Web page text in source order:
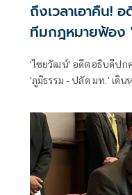
ถึงเวลาเอาคืน!
ทีมกฎหมายฟ้อง
'ไชยวัฒน์' อดีตอธิบดีปก
'ภูมิธรรม - ปลัด มท.' เดิน